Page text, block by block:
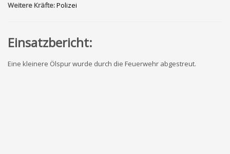
Weitere Kräfte:Polizei
Einsatzbericht:
Eine kleinere Ölspur wurde durch die Feuerwehr abgestreut.